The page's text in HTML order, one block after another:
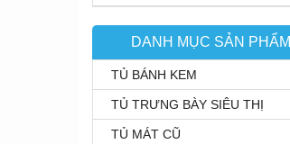
DANH MỤC SẢN PHẨM
TỦ BÁNH KEM
TỦ TRƯNG BÀY SIÊU THỊ
TỦ MÁT CŨ